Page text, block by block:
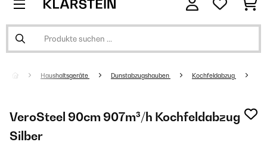
Haushaltsgeräte Dunstabzugshauben Kochfeldabzug
VeroSteel 90cm 907m³/h Kochfeldabzug
Silber